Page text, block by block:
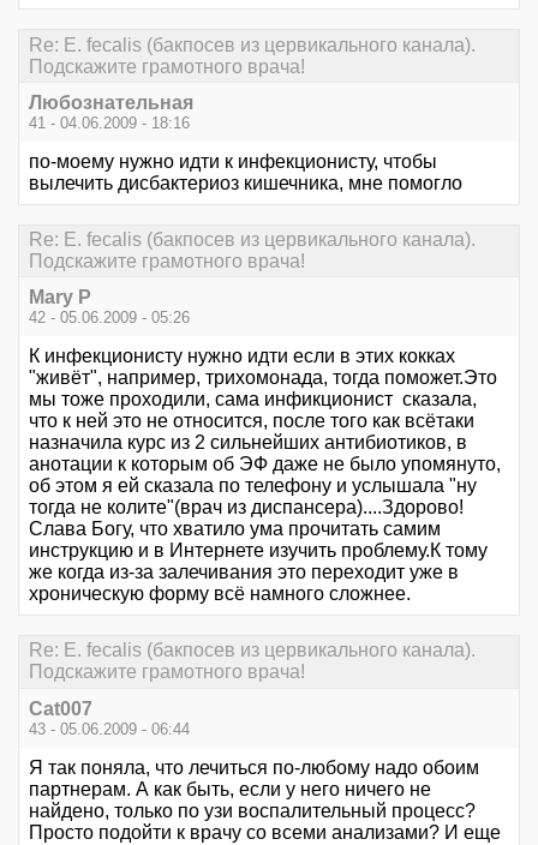
Re: E. fecalis (бакпосев из цервикального канала).
Подскажите грамотного врача!
Любознательная
41 - 04.06.2009 - 18:16
по-моему нужно идти к инфекционисту, чтобы
вылечить дисбактериоз кишечника, мне помогло
Re: E. fecalis (бакпосев из цервикального канала).
Подскажите грамотного врача!
Mary P
42 - 05.06.2009 - 05:26
К инфекционисту нужно идти если в этих кокках
"живёт", например, трихомонада, тогда поможет.Это
мы тоже проходили, сама инфикционист сказала,
что к ней это не относится, после того как всётаки
назначила курс из 2 сильнейших антибиотиков, в
анотации к которым об ЭФ даже не было упомянуто,
об этом я ей сказала по телефону и услышала "ну
тогда не колите"(врач из диспансера)....Здорово!
Слава Богу, что хватило ума прочитать самим
инструкцию и в Интернете изучить проблему.К тому
же когда из-за залечивания это переходит уже в
хроническую форму всё намного сложнее.
Re: E. fecalis (бакпосев из цервикального канала).
Подскажите грамотного врача!
Cat007
43 - 05.06.2009 - 06:44
Я так поняла, что лечиться по-любому надо обоим
партнерам. А как быть, если у него ничего не
найдено, только по узи воспалительный процесс?
Просто подойти к врачу со всеми анализами? И еще